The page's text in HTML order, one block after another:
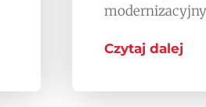
Czytaj dalej